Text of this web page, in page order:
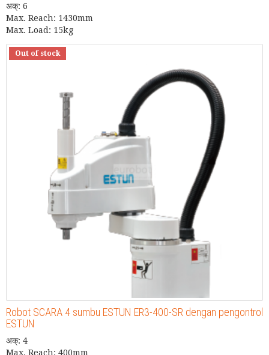
अक्: 6
Max. Reach: 1430mm
Max. Load: 15kg
Out of stock
Robot SCARA 4 sumbu ESTUN ER3-400-SR dengan pengontrol
ESTUN
अक्: 4
Max. Reach: 400mm